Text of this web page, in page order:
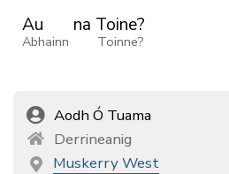
Au
Abhainn
na Toine?
Toinne?
Aodh Ó Tuama
Derrineanig
Muskerry West